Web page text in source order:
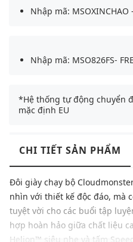
Nhập mã: MSOXINCHAO
Nhập mã: MSO826FS-
*Hệ thống tự động chuyển
mặc định EU
CHI TIẾT SẢN PHẨM
Đôi giày chạy bộ
nhìn với thiết kế độc đáo, mà
tuyệt vời cho các buổi tập
hợp hoàn hảo giữa chất liệu
Helion™ siêu nhẹ và tấm